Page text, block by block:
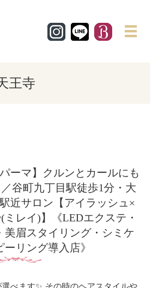
メ
王寺
ーマ】クルンとカールにも
谷町九丁目駅徒歩1分・大
近サロン【アイラッシュ×
ミレイ)】《LEDエクステ・
美眉スタイリング・シミケ
リング導入店》